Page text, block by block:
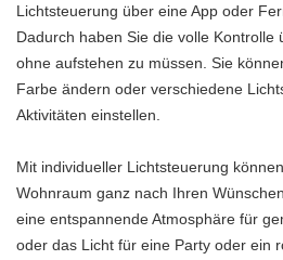
Lichtsteuerung über eine App oder
Dadurch haben Sie die volle Kontrolle
ohne aufstehen zu müssen. Sie
Farbe ändern oder verschiedene
Aktivitäten einstellen.
Mit individueller Lichtsteuerung
Wohnraum ganz nach Ihren
eine entspannende Atmosphäre für
oder das Licht für eine Party oder ein